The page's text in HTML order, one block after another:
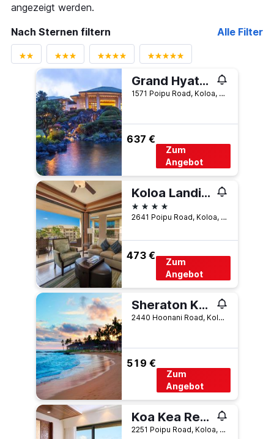
angezeigt werden.
Nach Sternen filtern
Alle Filter
Grand Hyatt Kauai Resort And Spa
1571 Poipu Road, Koloa, Kauaʻi, HI, USA
637 €
Zum
Angebot
Koloa Landing Resort
4 Sterne
2641 Poipu Road, Koloa, Kauaʻi, HI, USA
473 €
Zum
Angebot
Sheraton Kauai Resort
2440 Hoonani Road, Koloa, Kauaʻi, HI, USA
519 €
Zum
Angebot
Koa Kea Resort on Poipu Beach
2251 Poipu Road, Koloa, Kauaʻi, HI, USA